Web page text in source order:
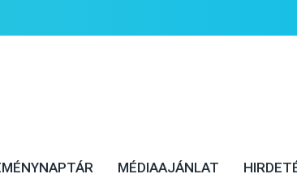
MÉDIAAJÁNLAT